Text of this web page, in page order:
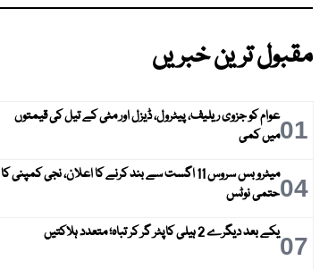
مقبول ترین خبریں
01عوام کو جزوی ریلیف، پیٹرول، ڈیزل اور مٹی کے تیل کی قیمتوں
میں کمی
04
میٹرو بس سروس 11 اگست سے بند کرنے کا اعلان، نجی کمپنی کا
حتمی نوٹس
07یکے بعد دیگرے 2 ہیلی کاپٹر گر کر تباہ؛ متعدد ہلاکتیں